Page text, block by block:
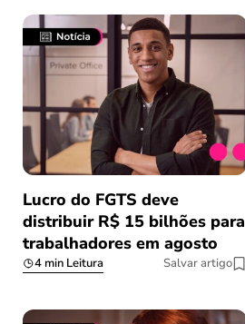
Lucro do FGTS deve
distribuir R$ 15 bilhões para
trabalhadores em agosto
4 min Leitura Salvar artigo